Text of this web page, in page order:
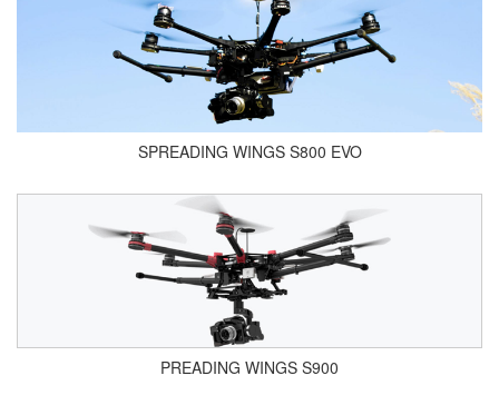
SPREADING WINGS S800 EVO
PREADING WINGS S900